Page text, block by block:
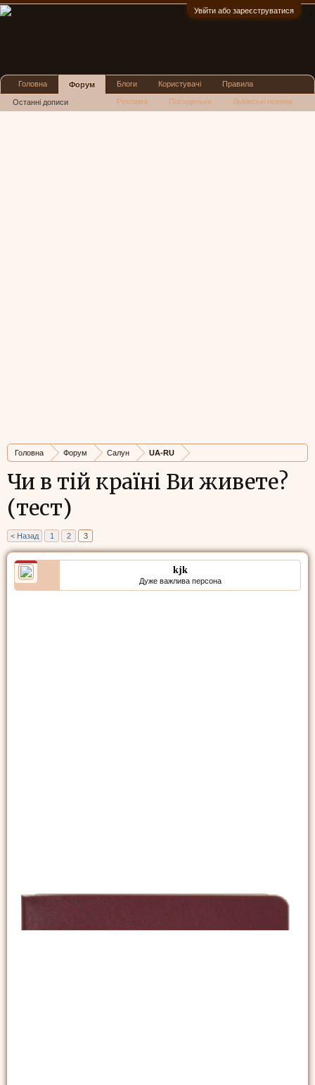
Увійти або зареєструватися
Головна Форум Салун UA-RU
Чи в тій країні Ви живете?
(тест)
< Назад 1 2 3
kjk
Дуже важлива персона
Головна Форум
Останні дописи
Блоги Користувачі Правила
Реклама Посиденьки Львівські новини